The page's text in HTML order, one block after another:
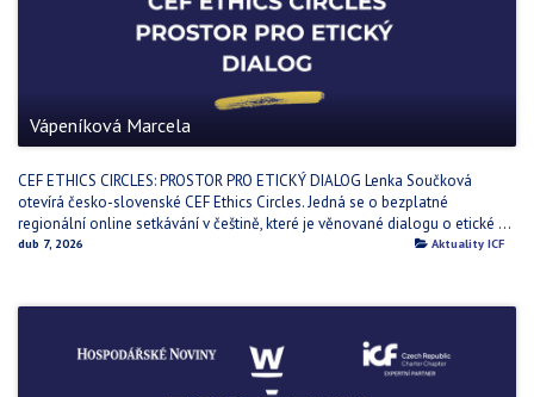
Vápeníková Marcela
CEF ETHICS CIRCLES: PROSTOR PRO ETICKÝ DIALOG Lenka Součková
otevírá česko-slovenské CEF Ethics Circles. Jedná se o bezplatné
regionální online setkávání v češtině, které je věnované dialogu o etické ...
dub 7, 2026 Aktuality ICF